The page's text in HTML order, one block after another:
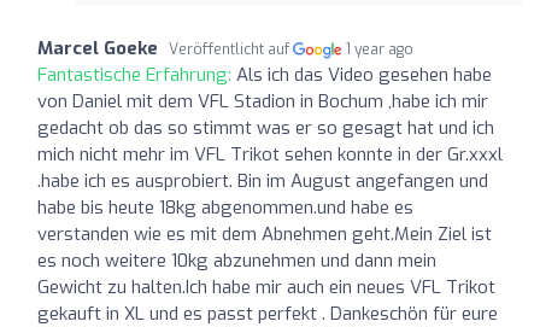
Marcel Goeke Veröffentlicht auf 1 year ago
Fantastische Erfahrung: Als ich das Video gesehen habe
von Daniel mit dem VFL Stadion in Bochum ,habe ich mir
gedacht ob das so stimmt was er so gesagt hat und ich
mich nicht mehr im VFL Trikot sehen konnte in der Gr.xxxl
.habe ich es ausprobiert. Bin im August angefangen und
habe bis heute 18kg abgenommen.und habe es
verstanden wie es mit dem Abnehmen geht.Mein Ziel ist
es noch weitere 10kg abzunehmen und dann mein
Gewicht zu halten.Ich habe mir auch ein neues VFL Trikot
gekauft in XL und es passt perfekt . Dankeschön für eure